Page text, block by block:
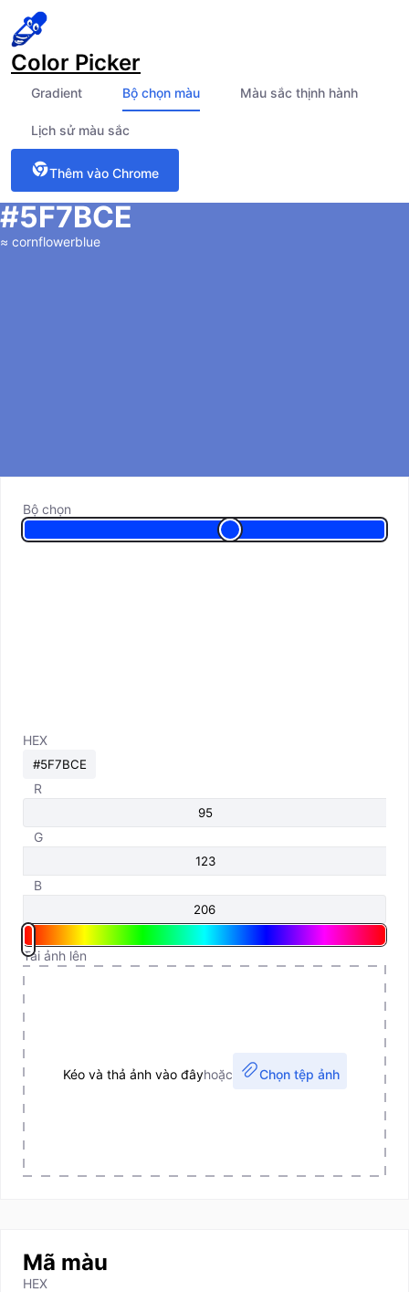
Color Picker
Gradient Bộ chọn màu Màu sắc thịnh hành
Lịch sử màu sắc
Thêm vào Chrome
#5F7BCE
≈ cornflowerblue
Bộ chọn
HEX
R
G
B
Tải ảnh lên
Kéo và thả ảnh vào đâyhoặc Chọn tệp ảnh
Mã màu
HEX